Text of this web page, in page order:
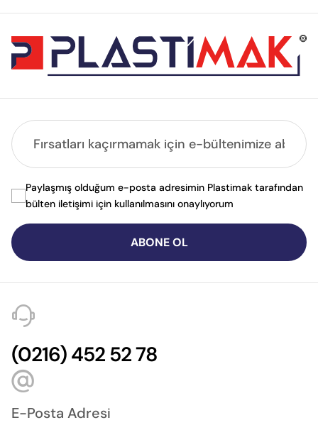
ABONE OL
Paylaşmış olduğum e-posta adresimin Plastimak tarafından
bülten iletişimi için kullanılmasını onaylıyorum
(0216) 452 52 78
E-Posta Adresi